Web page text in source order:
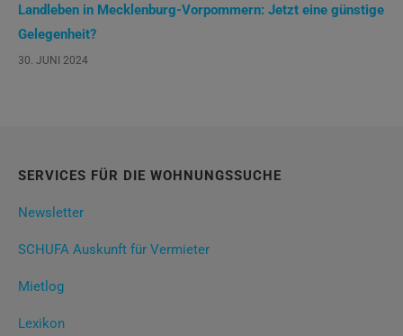
Landleben in Mecklenburg-Vorpommern: Jetzt eine günstige
Gelegenheit?
30. JUNI 2024
SERVICES FÜR DIE WOHNUNGSSUCHE
Newsletter
SCHUFA Auskunft für Vermieter
Mietlog
Lexikon